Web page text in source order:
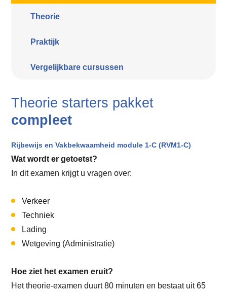
Theorie
Praktijk
Vergelijkbare cursussen
Theorie starters pakket
compleet
Rijbewijs en Vakbekwaamheid module 1-C (RVM1-C)
Wat wordt er getoetst?
In dit examen krijgt u vragen over:
Verkeer
Techniek
Lading
Wetgeving (Administratie)
Hoe ziet het examen eruit?
Het theorie-examen duurt 80 minuten en bestaat uit 65